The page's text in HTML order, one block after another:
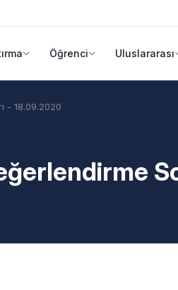
Öğrenci Uluslararası
- 18.09.2020